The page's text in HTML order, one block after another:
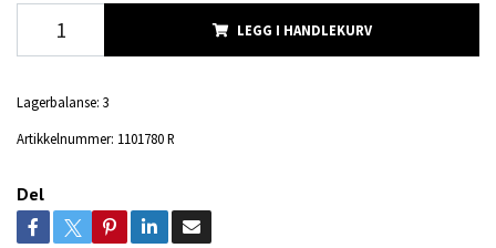
LEGG I HANDLEKURV
Lagerbalanse: 3
Artikkelnummer: 1101780 R
Del